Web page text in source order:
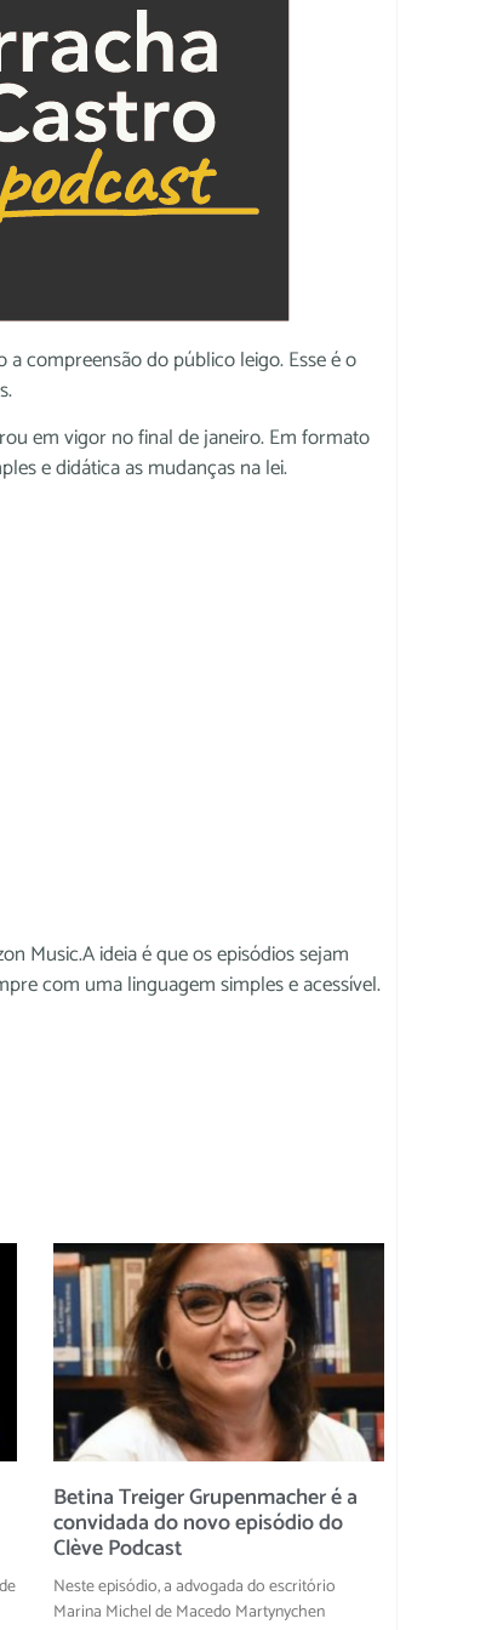
compreensão do público leigo. Esse é o
em vigor no final de janeiro. Em formato
e didática as mudanças na lei.
Music.A ideia é que os episódios sejam
com uma linguagem simples e acessível.
Betina Treiger Grupenmacher é a
convidada do novo episódio do
Clève Podcast
Neste episódio, a advogada do escritório
Marina Michel de Macedo Martynychen